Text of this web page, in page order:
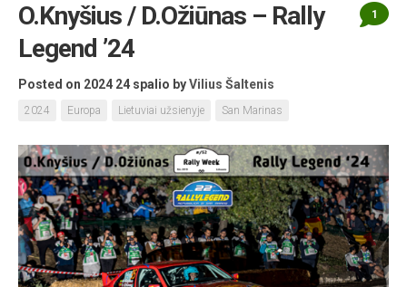
O.Knyšius / D.Ožiūnas – Rally
Legend ’24
Posted on 2024 24 spalio byVilius Šaltenis
2024 Europa Lietuviai užsienyje San Marinas
1